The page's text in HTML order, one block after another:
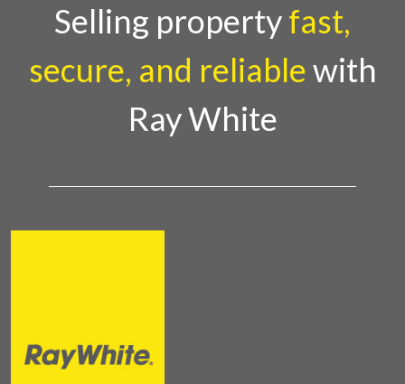
Selling propertyfast,
secure, and reliablewith
Ray White